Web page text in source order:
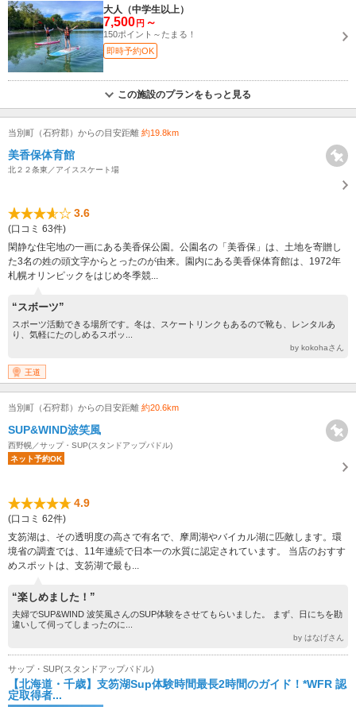
大人（中学生以上）
7,500 円 ～
150ポイント～たまる！
即時予約OK
この施設のプランをもっと見る
当別町（石狩郡）からの目安距離 約19.8km
美香保体育館
北２２条東／アイススケート場
3.6
(口コミ 63件)
閑静な住宅地の一画にある美香保公園。公園名の「美香保」は、土地を寄贈し
た3名の姓の頭文字からとったのが由来。園内にある美香保体育館は、1972年
札幌オリンピックをはじめ冬季競...
“スボーツ”
スポーツ活動できる場所です。冬は、スケートリンクもあるので靴も、レンタルあ
り、気軽にたのしめるスポッ...
by kokohaさん
王道
当別町（石狩郡）からの目安距離 約20.6km
SUP&WIND波笑風
西野幌／サップ・SUP(スタンドアップパドル)
ネット予約OK
4.9
(口コミ 62件)
支笏湖は、その透明度の高さで有名で、摩周湖やバイカル湖に匹敵します。環
境省の調査では、11年連続で日本一の水質に認定されています。 当店のおすす
めスポットは、支笏湖で最も...
“楽しめました！”
夫婦でSUP&WIND 波笑風さんのSUP体験をさせてもらいました。 まず、日にちを勘
違いして伺ってしまったのに...
by はなげさん
サップ・SUP(スタンドアップパドル)
【北海道・千歳】支笏湖Sup体験時間最長2時間のガイド！*WFR 認
定取得者...